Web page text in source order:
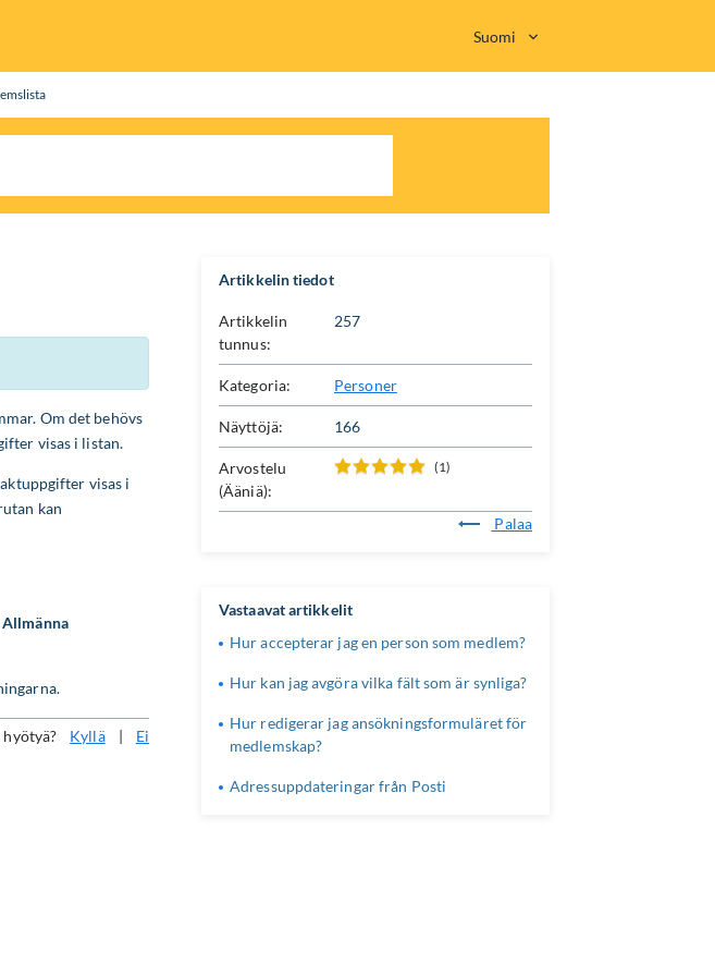
Suomi
Om det behövs
visas i listan.
visas i
kan
Kyllä | Ei
Artikkelin tiedot
Artikkelin
tunnus:
257
Kategoria: Personer
Näyttöjä: 166
Arvostelu
(Ääniä):
(1)
Palaa
Vastaavat artikkelit
Hur accepterar jag en person som medlem?
Hur kan jag avgöra vilka fält som är synliga?
Hur redigerar jag ansökningsformuläret för
medlemskap?
Adressuppdateringar från Posti